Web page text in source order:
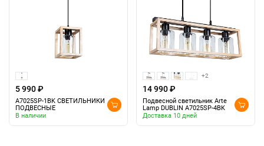
5 990 ₽
A7025SP-1BK СВЕТИЛЬНИКИ
ПОДВЕСНЫЕ
В наличии
+2
14 990 ₽
Подвесной светильник Arte
Lamp DUBLIN A7025SP-4BK
Доставка 10 дней